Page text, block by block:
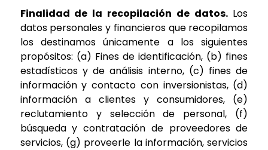
Finalidad de la recopilación de datos. Los
datos personales y financieros que recopilamos
los destinamos únicamente a los siguientes
propósitos: (a) Fines de identificación, (b) fines
estadísticos y de análisis interno, (c) fines de
información y contacto con inversionistas, (d)
información a clientes y consumidores, (e)
reclutamiento y selección de personal, (f)
búsqueda y contratación de proveedores de
servicios, (g) proveerle la información, servicios